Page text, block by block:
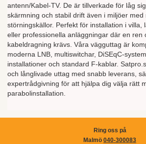
antenn/Kabel-TV. De är tillverkade för låg
skärmning och stabil drift även i miljöer med
störningskällor. Perfekt för installation i villa,
eller professionella anläggningar där en ren
kabeldragning krävs. Våra vägguttag är
moderna LNB, multiswitchar, DiSEqC-
installationer och standard F-kablar.
och långlivade uttag med snabb leverans,
expertrådgivning för att hjälpa dig välja rätt
parabolinstallation.
Ring oss på
Malmö 040-300083